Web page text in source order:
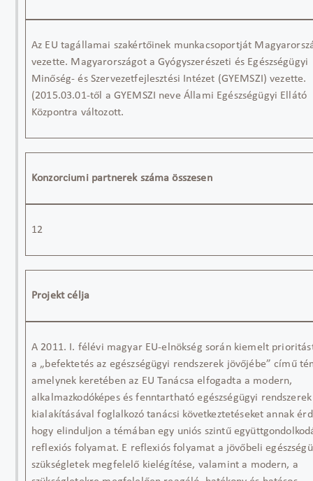
Az EU tagállamai szakértőinek munkacsoportját
vezette. Magyarországot a Gyógyszerészeti és Egészségügyi
Minőség- és Szervezetfejlesztési Intézet (GYEMSZI) vezette.
(2015.03.01-től a GYEMSZI neve Állami Egészségügyi Ellátó
Központra változott.
Konzorciumi partnerek száma összesen
12
Projekt célja
A 2011. I. félévi magyar EU-elnökség során kiemelt
a „befektetés az egészségügyi rendszerek jövőjébe” című
amelynek keretében az EU Tanácsa elfogadta a modern,
alkalmazkodóképes és fenntartható egészségügyi rendszerek
kialakításával foglalkozó tanácsi következtetéseket annak
hogy elinduljon a témában egy uniós szintű
reflexiós folyamat. E reflexiós folyamat a jövőbeli
szükségletek megfelelő kielégítése, valamint a modern, a